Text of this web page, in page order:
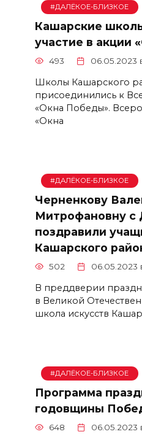
#ДАЛЁКОЕ-БЛИЗКОЕ
Кашарские
участие в акции
493 06.05.2023
Школы Кашарского
присоединились к
«Окна Победы».
«Окна
#ДАЛЁКОЕ-БЛИЗКОЕ
Черненкову
Митрофановну
поздравили
Кашарского
502 06.05.2023
В преддверии
в Великой
школа искусств
#ДАЛЁКОЕ-БЛИЗКОЕ
Программа
годовщины
648 06.05.2023